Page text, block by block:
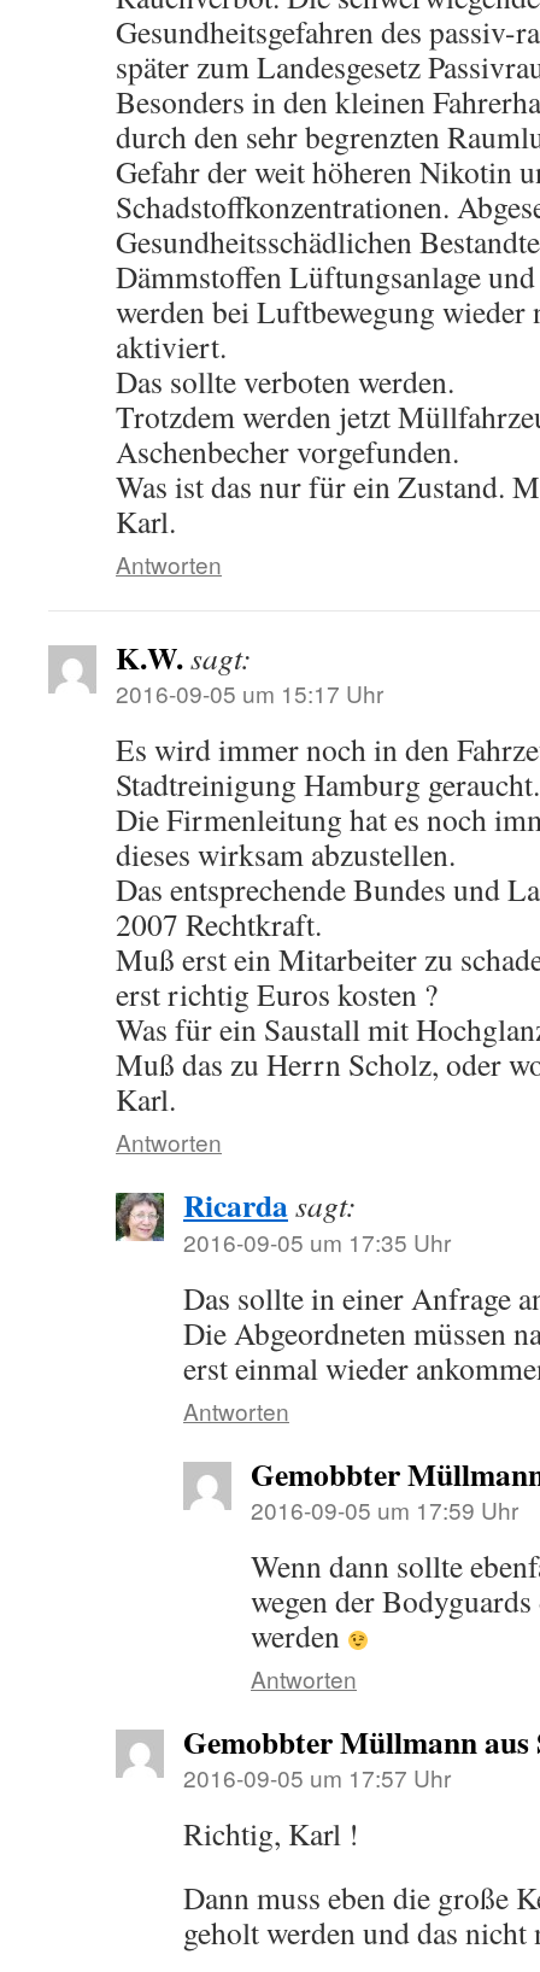
Gesundheitsgefahren des passiv-
später zum Landesgesetz
Besonders in den kleinen
durch den sehr begrenzten
Gefahr der weit höheren Nikotin
Schadstoffkonzentrationen.
Gesundheitsschädlichen
Dämmstoffen Lüftungsanlage
werden bei Luftbewegung wieder
aktiviert.
Das sollte verboten werden.
Trotzdem werden jetzt
Aschenbecher vorgefunden.
Was ist das nur für ein Zustand.
Karl.
Antworten
K.W.sagt:
2016-09-05 um 15:17 Uhr
Es wird immer noch in den
Stadtreinigung Hamburg geraucht.
Die Firmenleitung hat es noch
dieses wirksam abzustellen.
Das entsprechende Bundes und
2007 Rechtkraft.
Muß erst ein Mitarbeiter zu
erst richtig Euros kosten ?
Was für ein Saustall mit
Muß das zu Herrn Scholz, oder
Karl.
Antworten
Ricardasagt:
2016-09-05 um 17:35 Uhr
Das sollte in einer Anfrage
Die Abgeordneten müssen
erst einmal wieder
Antworten
Gemobbter
2016-09-05 um 17:59 Uhr
Wenn dann sollte
wegen der
werden
Antworten
Gemobbter Müllmann aus
2016-09-05 um 17:57 Uhr
Richtig, Karl !
Dann muss eben die große
geholt werden und das